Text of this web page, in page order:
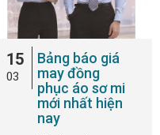
15
03
Bảng báo giá
may đồng
phục áo sơ mi
mới nhất hiện
nay